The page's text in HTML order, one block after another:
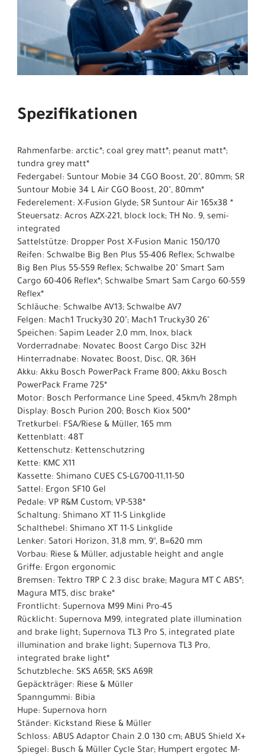
Spezifikationen
Rahmenfarbe: arctic*; coal grey matt*; peanut matt*;
tundra grey matt*
Federgabel: Suntour Mobie 34 CGO Boost, 20", 80mm; SR
Suntour Mobie 34 L Air CGO Boost, 20", 80mm*
Federelement: X-Fusion Glyde; SR Suntour Air 165x38 *
Steuersatz: Acros AZX-221, block lock; TH No. 9, semi-
integrated
Sattelstütze: Dropper Post X-Fusion Manic 150/170
Reifen: Schwalbe Big Ben Plus 55-406 Reflex; Schwalbe
Big Ben Plus 55-559 Reflex; Schwalbe 20" Smart Sam
Cargo 60-406 Reflex*; Schwalbe Smart Sam Cargo 60-559
Reflex*
Schläuche: Schwalbe AV13; Schwalbe AV7
Felgen: Mach1 Trucky30 20"; Mach1 Trucky30 26"
Speichen: Sapim Leader 2,0 mm, Inox, black
Vorderradnabe: Novatec Boost Cargo Disc 32H
Hinterradnabe: Novatec Boost, Disc, QR, 36H
Akku: Akku Bosch PowerPack Frame 800; Akku Bosch
PowerPack Frame 725*
Motor: Bosch Performance Line Speed, 45km/h 28mph
Display: Bosch Purion 200; Bosch Kiox 500*
Tretkurbel: FSA/Riese & Müller, 165 mm
Kettenblatt: 48T
Kettenschutz: Kettenschutzring
Kette: KMC X11
Kassette: Shimano CUES CS-LG700-11,11-50
Sattel: Ergon SF10 Gel
Pedale: VP R&M Custom; VP-538*
Schaltung: Shimano XT 11-S Linkglide
Schalthebel: Shimano XT 11-S Linkglide
Lenker: Satori Horizon, 31,8 mm, 9°, B=620 mm
Vorbau: Riese & Müller, adjustable height and angle
Griffe: Ergon ergonomic
Bremsen: Tektro TRP C 2.3 disc brake; Magura MT C ABS*;
Magura MT5, disc brake*
Frontlicht: Supernova M99 Mini Pro-45
Rücklicht: Supernova M99, integrated plate illumination
and brake light; Supernova TL3 Pro S, integrated plate
illumination and brake light; Supernova TL3 Pro,
integrated brake light*
Schutzbleche: SKS A65R; SKS A69R
Gepäckträger: Riese & Müller
Spanngummi: Bibia
Hupe: Supernova horn
Ständer: Kickstand Riese & Müller
Schloss: ABUS Adaptor Chain 2.0 130 cm; ABUS Shield X+
Spiegel: Busch & Müller Cycle Star; Humpert ergotec M-